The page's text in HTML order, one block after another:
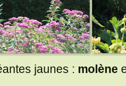
jaunes : molène